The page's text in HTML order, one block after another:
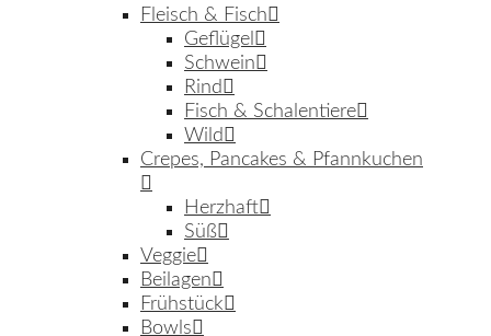
Fleisch & Fisch
Geflügel
Schwein
Rind
Fisch & Schalentiere
Wild
Crepes, Pancakes & Pfannkuchen
Herzhaft
Süß
Veggie
Beilagen
Frühstück
Bowls